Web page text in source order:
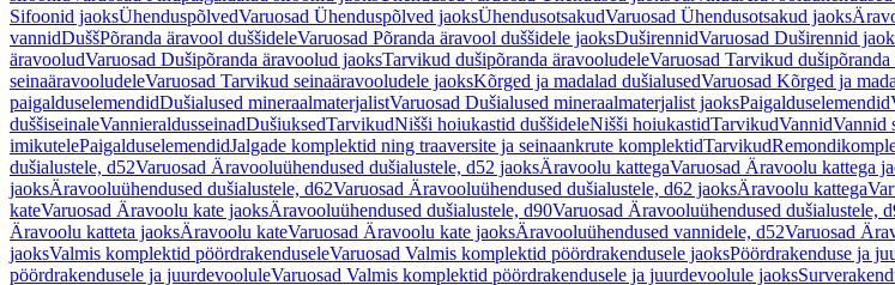
Sifoonid jaoksÜhenduspõlvedVaruosad Ühenduspõlved jaoksÜhendusotsakudVaruosad Ühendusotsakud jaoks
vannidDuššPõranda äravool duššideleVaruosad Põranda äravool duššidele jaoksDuširennidVaruosad Duširennid
äravooludVaruosad Dušipõranda äravoolud jaoksTarvikud dušipõranda äravooludeleVaruosad Tarvikud
seinaäravooludeleVaruosad Tarvikud seinaäravooludele jaoksKõrged ja madalad dušialusedVaruosad Kõrged ja
paigalduselemendidDušialused mineraalmaterjalistVaruosad Dušialused mineraalmaterjalist jaoksPaigalduselemendid
duššiseinaleVannieraldusseinadDušiuksedTarvikudNišši hoiukastid duššideleNišši hoiukastidTarvikudVannidVannid
imikutelePaigalduselemendidJalgade komplektid ning traaversite ja seinaankrute komplektidTarvikud
dušialustele, d52Varuosad Äravooluühendused dušialustele, d52 jaoksÄravoolu kattegaVaruosad Äravoolu kattega
jaoksÄravooluühendused dušialustele, d62Varuosad Äravooluühendused dušialustele, d62 jaoksÄravoolu kattega
kateVaruosad Äravoolu kate jaoksÄravooluühendused dušialustele, d90Varuosad Äravooluühendused dušialustele,
Äravoolu katteta jaoksÄravoolu kateVaruosad Äravoolu kate jaoksÄravooluühendused vannidele, d52Varuosad
jaoksValmis komplektid pöördrakenduseleVaruosad Valmis komplektid pöördrakendusele jaoksPöördrakenduse ja
pöördrakendusele ja juurdevooluleVaruosad Valmis komplektid pöördrakendusele ja juurdevoolule jaoks